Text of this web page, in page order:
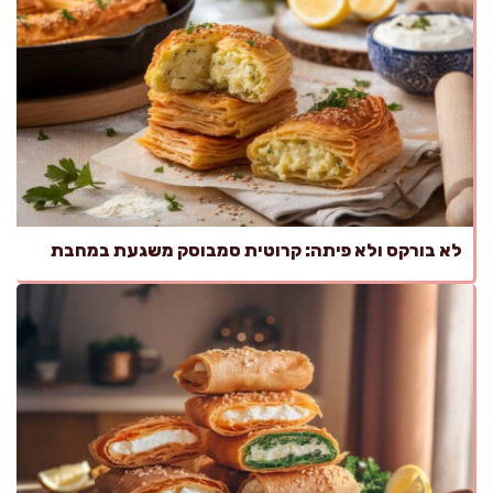
לא בורקס ולא פיתה: קרוטית סמבוסק משגעת במחבת